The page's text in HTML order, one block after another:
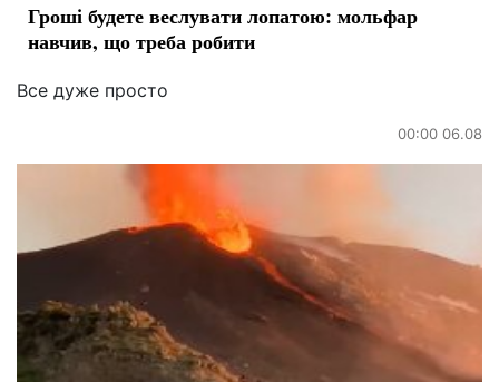
Гроші будете веслувати лопатою: мольфар
навчив, що треба робити
Все дуже просто
00:00 06.08